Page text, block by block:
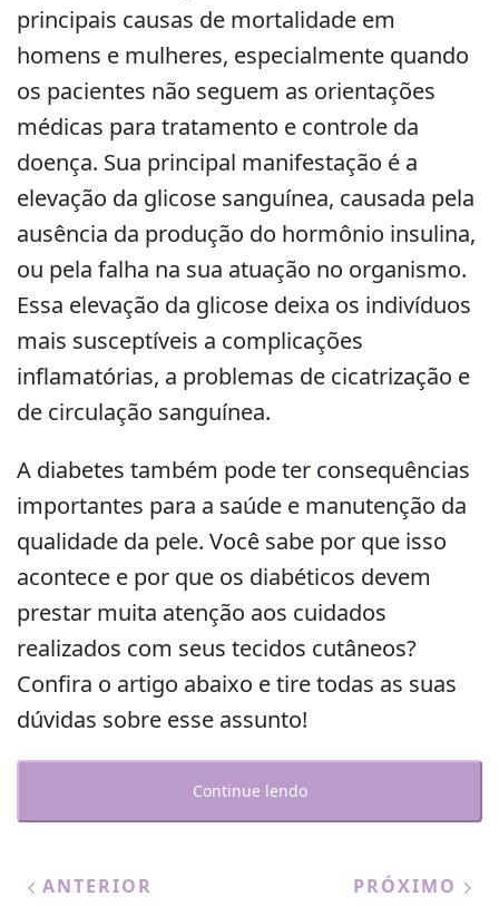
principais causas de mortalidade em
homens e mulheres, especialmente quando
os pacientes não seguem as orientações
médicas para tratamento e controle da
doença. Sua principal manifestação é a
elevação da glicose sanguínea, causada pela
ausência da produção do hormônio insulina,
ou pela falha na sua atuação no organismo.
Essa elevação da glicose deixa os indivíduos
mais susceptíveis a complicações
inflamatórias, a problemas de cicatrização e
de circulação sanguínea.
A diabetes também pode ter consequências
importantes para a saúde e manutenção da
qualidade da pele. Você sabe por que isso
acontece e por que os diabéticos devem
prestar muita atenção aos cuidados
realizados com seus tecidos cutâneos?
Confira o artigo abaixo e tire todas as suas
dúvidas sobre esse assunto!
Continue lendo
ANTERIOR PRÓXIMO